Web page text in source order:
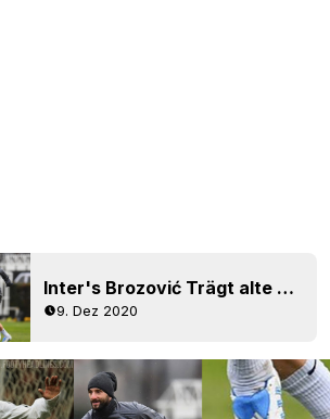
Inter's Brozović Trägt alte Adidas Predator Pulse Beckham Fußballschuhe
9. Dez 2020